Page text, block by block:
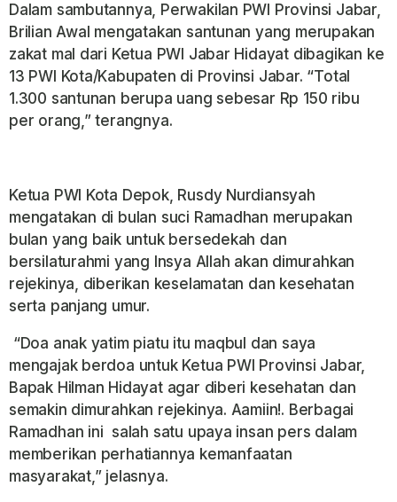
Dalam sambutannya, Perwakilan PWI Provinsi Jabar,
Brilian Awal mengatakan santunan yang merupakan
zakat mal dari Ketua PWI Jabar Hidayat dibagikan ke
13 PWI Kota/Kabupaten di Provinsi Jabar. “Total
1.300 santunan berupa uang sebesar Rp 150 ribu
per orang,” terangnya.
Ketua PWI Kota Depok, Rusdy Nurdiansyah
mengatakan di bulan suci Ramadhan merupakan
bulan yang baik untuk bersedekah dan
bersilaturahmi yang Insya Allah akan dimurahkan
rejekinya, diberikan keselamatan dan kesehatan
serta panjang umur.
“Doa anak yatim piatu itu maqbul dan saya
mengajak berdoa untuk Ketua PWI Provinsi Jabar,
Bapak Hilman Hidayat agar diberi kesehatan dan
semakin dimurahkan rejekinya. Aamiin!. Berbagai
Ramadhan ini salah satu upaya insan pers dalam
memberikan perhatiannya kemanfaatan
masyarakat,” jelasnya.